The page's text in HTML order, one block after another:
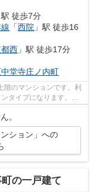
駅 徒歩7分
「西院 」駅 徒歩16
西 」駅 徒歩17分
中堂寺庄ノ内町
階のマンションです。利
タイプになります。山
。
ション」への
の一戸建て